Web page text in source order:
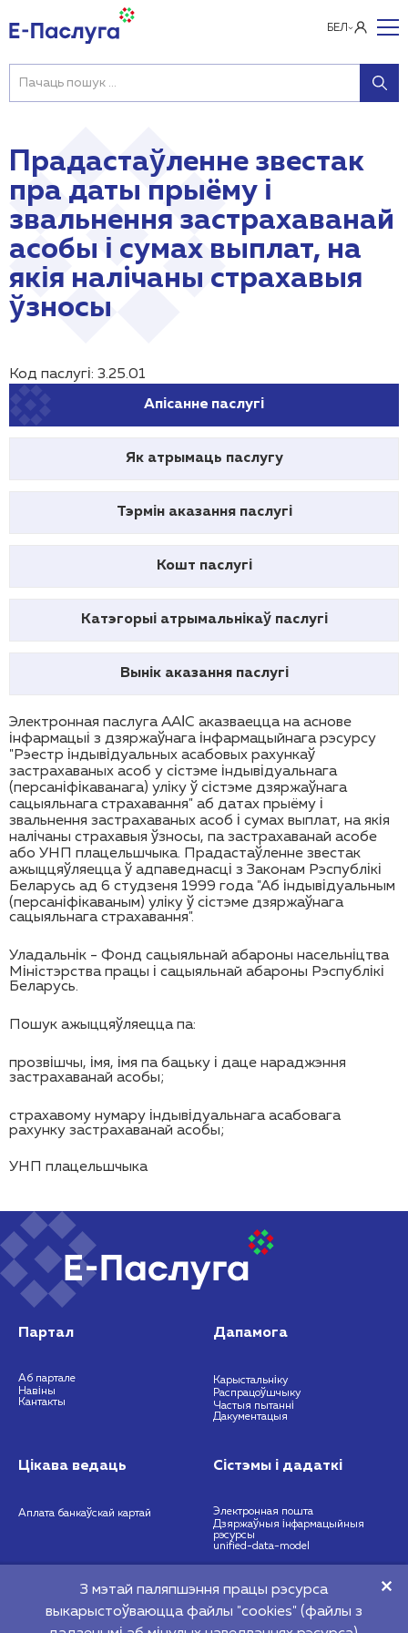
БЕЛ
Прадастаўленне звестак
пра даты прыёму і
звальнення застрахаванай
асобы і сумах выплат, на
якія налiчаны страхавыя
ўзносы
Код паслугі: 3.25.01
Апісанне паслугі
Як атрымаць паслугу
Тэрмін аказання паслугі
Кошт паслугі
Катэгорыі атрымальнікаў паслугі
Вынік аказання паслугі
Электронная паслуга ААІС аказваецца на аснове
інфармацыі з дзяржаўнага інфармацыйнага рэсурсу
"Рэестр індывідуальных асабовых рахункаў
застрахаваных асоб у сістэме індывідуальнага
(персаніфікаванага) уліку ў сістэме дзяржаўнага
сацыяльнага страхавання" аб датах прыёму і
звальнення застрахаваных асоб і сумах выплат, на якія
налічаны страхавыя ўзносы, па застрахаванай асобе
або УНП плацельшчыка. Прадастаўленне звестак
ажыццяўляецца ў адпаведнасці з Законам Рэспублікі
Беларусь ад 6 студзеня 1999 года "Аб індывідуальным
(персаніфікаваным) уліку ў сістэме дзяржаўнага
сацыяльнага страхавання".
Уладальнік - Фонд сацыяльнай абароны насельніцтва
Міністэрства працы і сацыяльнай абароны Рэспублікі
Беларусь.
Пошук ажыццяўляецца па:
прозвішчы, імя, імя па бацьку і даце нараджэння
застрахаванай асобы;
страхавому нумару індывідуальнага асабовага
рахунку застрахаванай асобы;
УНП плацельшчыка
Партал
Аб партале
Навіны
Кантакты
Дапамога
Карыстальніку
Распрацоўшчыку
Частыя пытанні
Дакументацыя
Цікава ведаць
Аплата банкаўскай картай
Сістэмы і дадаткі
Электронная пошта
Дзяржаўныя інфармацыйныя
рэсурсы
unified-data-model
©2026 Рэспубліканскае унітарнае прадпрыемства "Нацыянальны цэнтр
https://nces.by
З мэтай паляпшэння працы рэсурса
выкарыстоўваюцца файлы "cookies" (файлы з